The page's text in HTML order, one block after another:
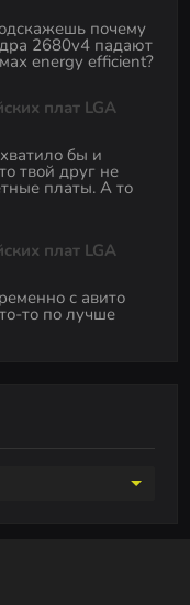
почему
2680v4 падают
energy efficient?
плат LGA
бы и
твой друг не
платы. А то
плат LGA
с авито
то по лучше